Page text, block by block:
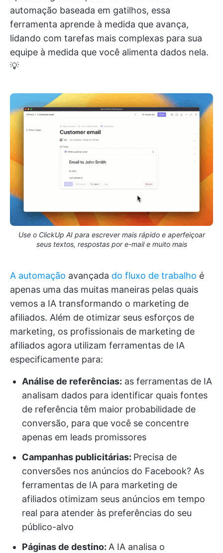
automação baseada em gatilhos, essa
ferramenta aprende à medida que avança,
lidando com tarefas mais complexas para sua
equipe à medida que você alimenta dados nela.
💡
Use o ClickUp AI para escrever mais rápido e aperfeiçoar
seus textos, respostas por e-mail e muito mais
A automação avançada do fluxo de trabalho é
apenas uma das muitas maneiras pelas quais
vemos a IA transformando o marketing de
afiliados. Além de otimizar seus esforços de
marketing, os profissionais de marketing de
afiliados agora utilizam ferramentas de IA
especificamente para:
Análise de referências: as ferramentas de IA
analisam dados para identificar quais fontes
de referência têm maior probabilidade de
conversão, para que você se concentre
apenas em leads promissores
Campanhas publicitárias: Precisa de
conversões nos anúncios do Facebook? As
ferramentas de IA para marketing de
afiliados otimizam seus anúncios em tempo
real para atender às preferências do seu
público-alvo
Páginas de destino: A IA analisa o